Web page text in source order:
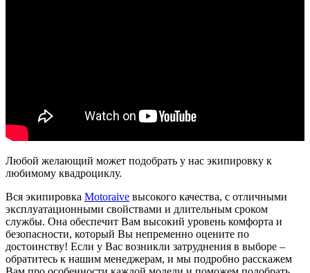
Любой желающий может подобрать у нас экипировку к
любимому квадроциклу.
Вся экипировка Motoraive высокого качества, с отличными
эксплуатационными свойствами и длительным сроком
службы. Она обеспечит Вам высокий уровень комфорта и
безопасности, который Вы непременно оцените по
достоинству! Если у Вас возникли затруднения в выборе –
обратитесь к нашим менеджерам, и мы подробно расскажем